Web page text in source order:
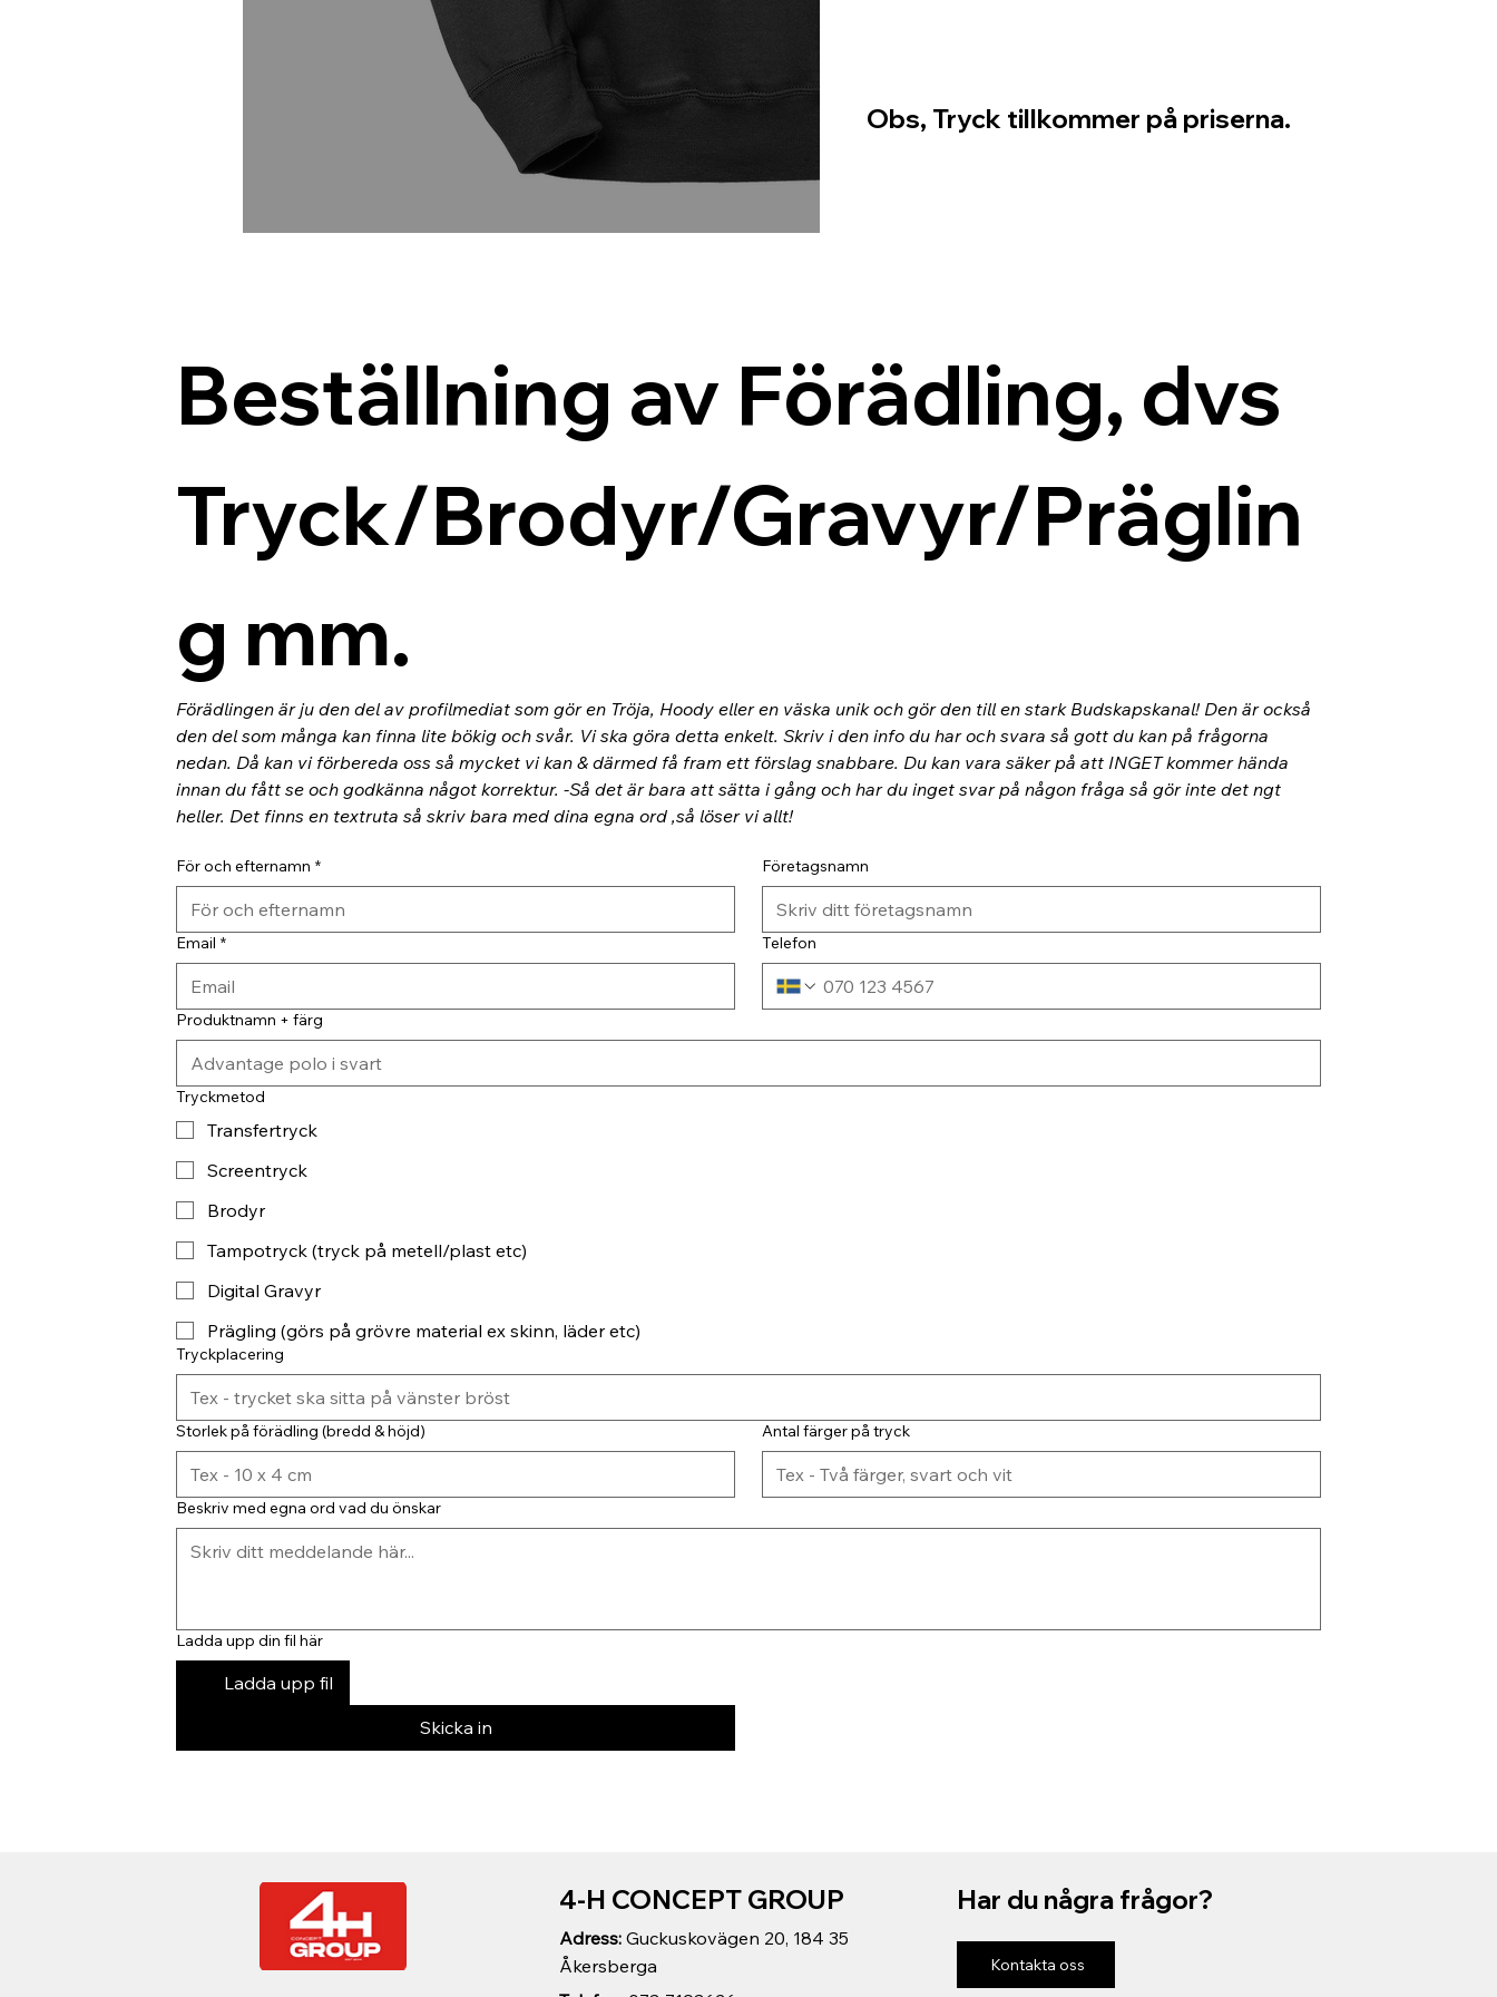
Obs, Tryck tillkommer på priserna.
Beställning av Förädling, dvs
Tryck/Brodyr/Gravyr/Präglin
g mm.
Förädlingen är ju den del av profilmediat som gör en Tröja, Hoody eller en väska unik och gör den till en stark Budskapskanal! Den är också
den del som många kan finna lite bökig och svår. Vi ska göra detta enkelt. Skriv i den info du har och svara så gott du kan på frågorna
nedan. Då kan vi förbereda oss så mycket vi kan & därmed få fram ett förslag snabbare. Du kan vara säker på att INGET kommer hända
innan du fått se och godkänna något korrektur. -Så det är bara att sätta i gång och har du inget svar på någon fråga så gör inte det ngt
heller. Det finns en textruta så skriv bara med dina egna ord ,så löser vi allt!
För och efternamn * Företagsnamn
Email * Telefon
Produktnamn + färg
Tryckmetod
Transfertryck
Screentryck
Brodyr
Tampotryck (tryck på metell/plast etc)
Digital Gravyr
Prägling (görs på grövre material ex skinn, läder etc)
Tryckplacering
Storlek på förädling (bredd & höjd) Antal färger på tryck
Beskriv med egna ord vad du önskar
Ladda upp din fil här
Ladda upp fil
Skicka in
Adress: Guckuskovägen 20, 184 35
Åkersberga
4-H CONCEPT GROUP Har du några frågor?
Kontakta oss